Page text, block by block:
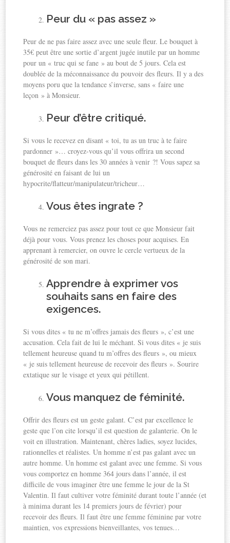
Peur du « pas assez »
Peur de ne pas faire assez avec une seule fleur. Le bouquet à
35€ peut être une sortie d’argent jugée inutile par un homme
pour un « truc qui se fane » au bout de 5 jours. Cela est
doublée de la méconnaissance du pouvoir des fleurs. Il y a des
moyens poru que la tendance s’inverse, sans « faire une
leçon » à Monsieur.
Peur d’être critiqué.
Si vous le recevez en disant « toi, tu as un truc à te faire
pardonner »… croyez-vous qu’il vous offrira un second
bouquet de fleurs dans les 30 années à venir ?! Vous sapez sa
générosité en faisant de lui un
hypocrite/flatteur/manipulateur/tricheur…
Vous êtes ingrate ?
Vous ne remerciez pas assez pour tout ce que Monsieur fait
déjà pour vous. Vous prenez les choses pour acquises. En
apprenant à remercier, on ouvre le cercle vertueux de la
générosité de son mari.
Apprendre à exprimer vos
souhaits sans en faire des
exigences.
Si vous dites « tu ne m’offres jamais des fleurs », c’est une
accusation. Cela fait de lui le méchant. Si vous dites « je suis
tellement heureuse quand tu m’offres des fleurs », ou mieux
« je suis tellement heureuse de recevoir des fleurs ». Sourire
extatique sur le visage et yeux qui pétillent.
Vous manquez de féminité.
Offrir des fleurs est un geste galant. C’est par excellence le
geste que l’on cite lorsqu’il est question de galanterie. On le
voit en illustration. Maintenant, chères ladies, soyez lucides,
rationnelles et réalistes. Un homme n’est pas galant avec un
autre homme. Un homme est galant avec une femme. Si vous
vous comportez en homme 364 jours dans l’année, il est
difficile de vous imaginer être une femme le jour de la St
Valentin. Il faut cultiver votre féminité durant toute l’année (et
à minima durant les 14 premiers jours de février) pour
recevoir des fleurs. Il faut être une femme féminine par votre
maintien, vos expressions bienveillantes, vos tenues…